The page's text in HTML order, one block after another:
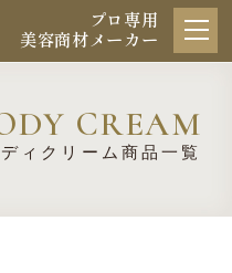
プロ専用
美容商材メーカー
CREAM
ィクリーム商品一覧